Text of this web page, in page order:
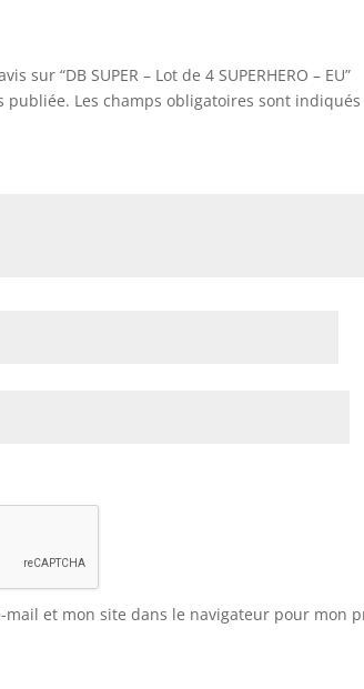
sur “DB SUPER – Lot de 4 SUPERHERO – EU”
publiée. Les champs obligatoires sont
mail et mon site dans le navigateur pour mon